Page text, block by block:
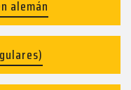
alemán